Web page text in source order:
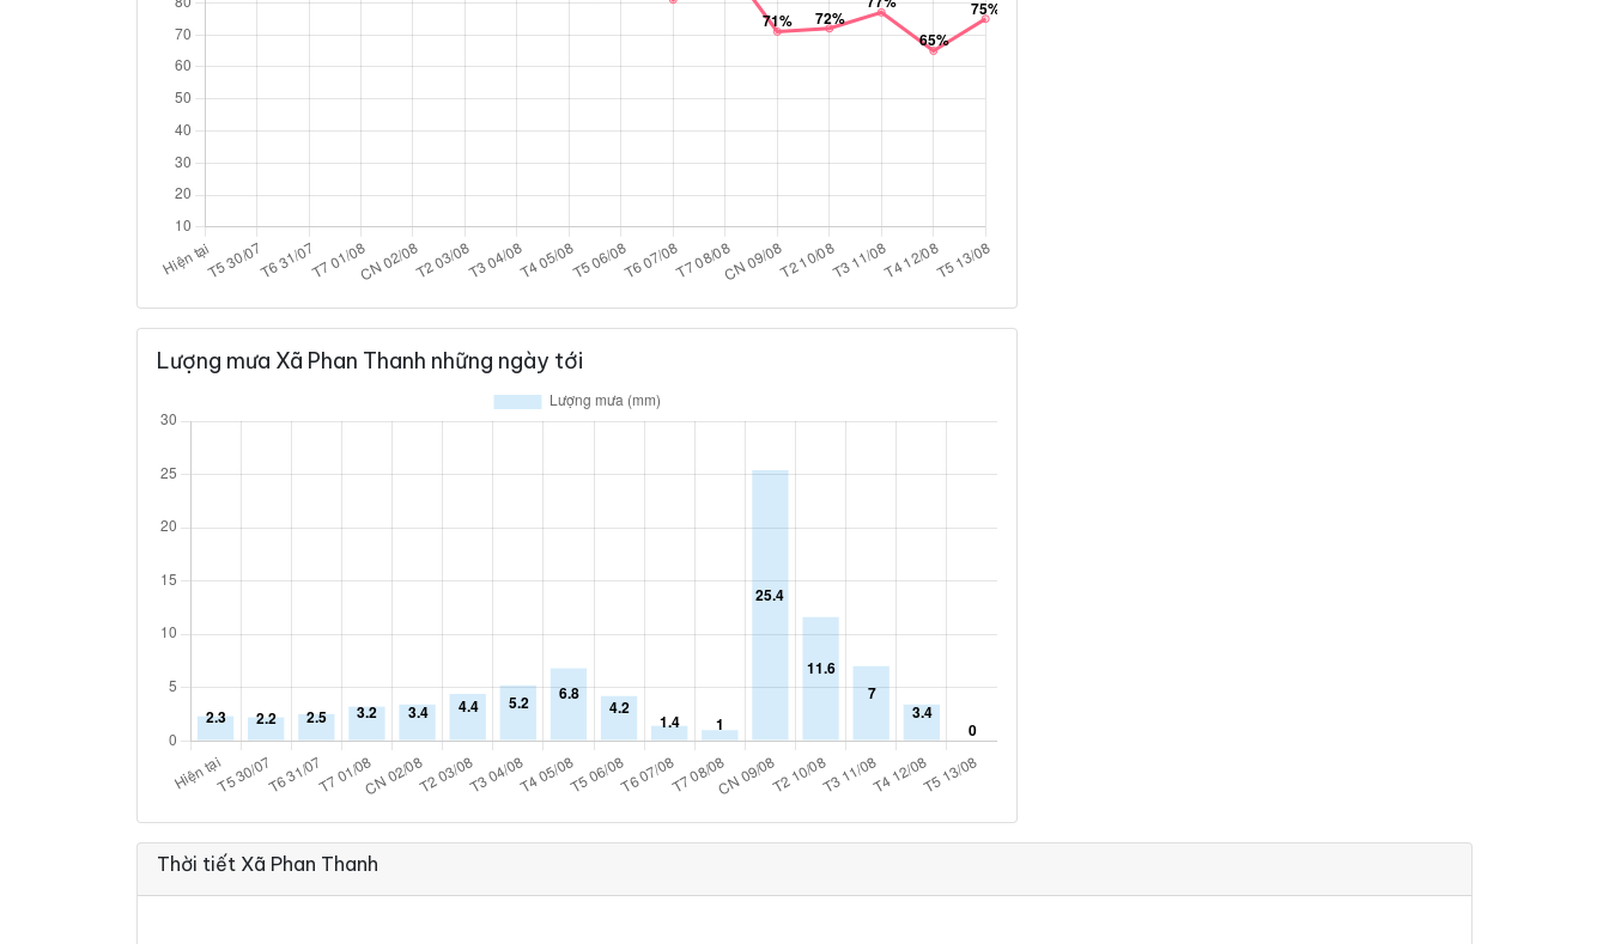
Lượng mưa Xã Phan Thanh những ngày tới
Thời tiết Xã Phan Thanh